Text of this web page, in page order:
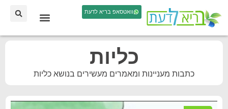
וואטסאפ בריא לדעת
כליות
כתבות מעניינות ומאמרים מעשירים בנושא כליות